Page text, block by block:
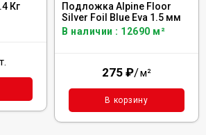
Кг
Подложка Alpine Floor
Silver Foil Blue Eva 1.5 мм
В наличии : 12690 м²
275 ₽/м²
В корзину